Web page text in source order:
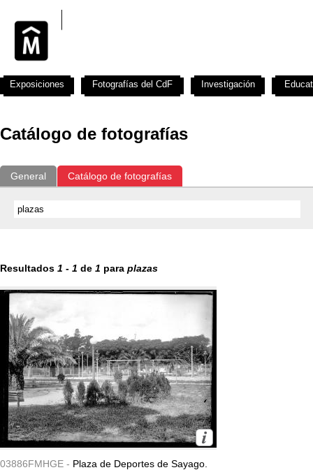
Catálogo de fotografías
General Catálogo de fotografías
Resultados 1 - 1 de 1 para plazas
03886FMHGE - Plaza de Deportes de Sayago.
Exposiciones Fotografías del CdF Investigación